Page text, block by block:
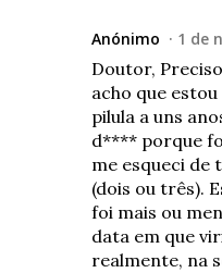
Anónimo 1 de
Doutor,
acho que
pilula a uns
d**** porque
me esqueci de
(dois ou três).
foi mais ou
data em que
realmente, na